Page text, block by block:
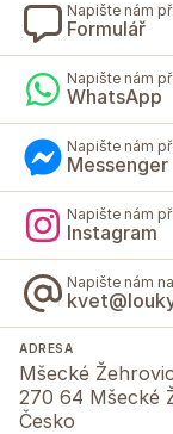
Napište nám
Formulář
Napište nám
WhatsApp
Napište nám
Messenger
Napište nám
Instagram
Napište nám na
ADRESA
Mšecké
270 64 Mšecké
Česko